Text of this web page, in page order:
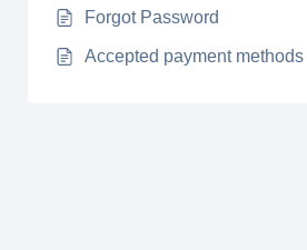
Forgot Password
Accepted payment methods